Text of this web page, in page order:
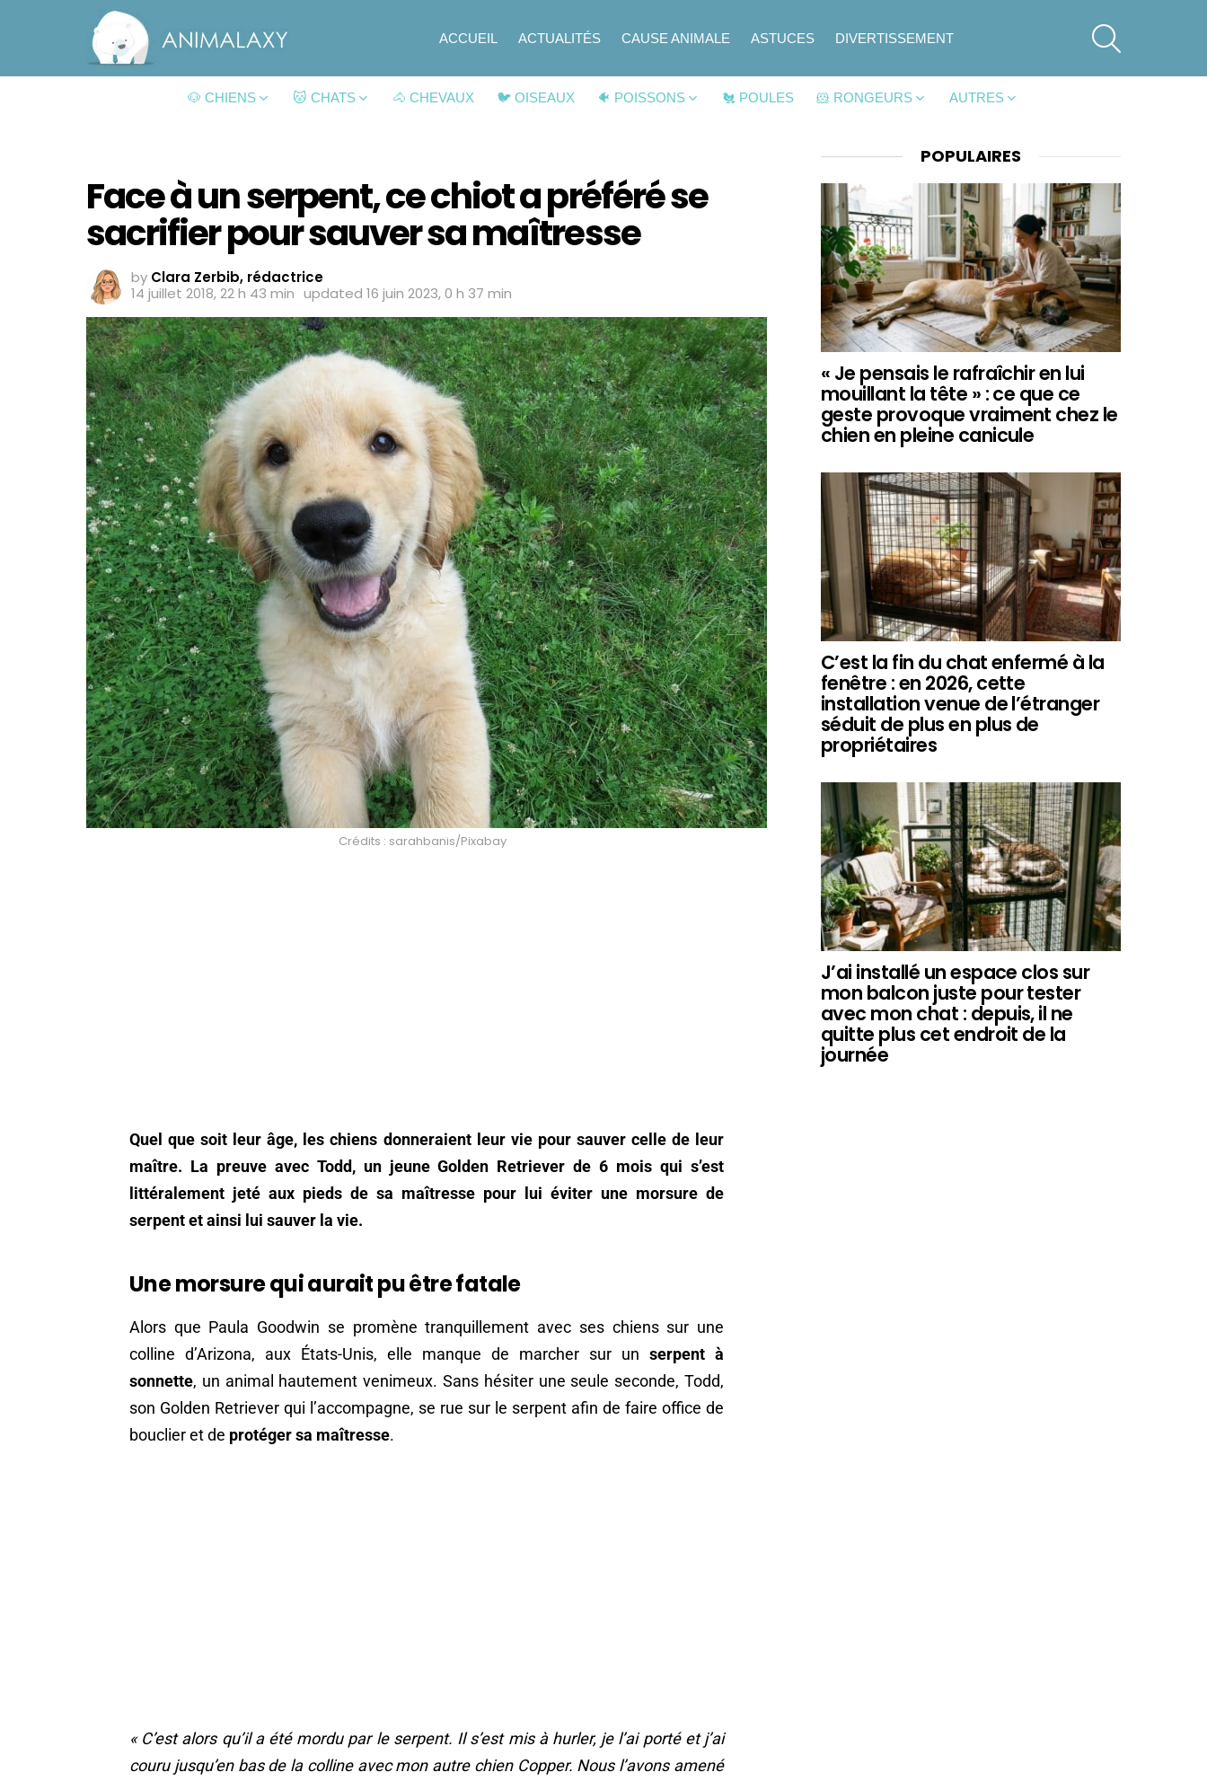
ACCUEIL ACTUALITÉS CAUSE ANIMALE ASTUCES DIVERTISSEMENT
🐶 CHIENS 🐱 CHATS 🐴 CHEVAUX 🐦 OISEAUX 🐠 POISSONS 🐔 POULES 🐹 RONGEURS AUTRES
Face à un serpent, ce chiot a préféré se
sacrifier pour sauver sa maîtresse
by Clara Zerbib, rédactrice
14 juillet 2018, 22 h 43 min updated 16 juin 2023, 0 h 37 min
Crédits : sarahbanis/Pixabay
Quel que soit leur âge, les chiens donneraient leur vie pour sauver celle de leur
maître. La preuve avec Todd, un jeune Golden Retriever de 6 mois qui s’est
littéralement jeté aux pieds de sa maîtresse pour lui éviter une morsure de
serpent et ainsi lui sauver la vie.
Une morsure qui aurait pu être fatale
Alors que Paula Goodwin se promène tranquillement avec ses chiens sur une
colline d’Arizona, aux États-Unis, elle manque de marcher sur un serpent à
sonnette, un animal hautement venimeux. Sans hésiter une seule seconde, Todd,
son Golden Retriever qui l’accompagne, se rue sur le serpent afin de faire office de
bouclier et de protéger sa maîtresse.
« C’est alors qu’il a été mordu par le serpent. Il s’est mis à hurler, je l’ai porté et j’ai
couru jusqu’en bas de la colline avec mon autre chien Copper. Nous l’avons amené
POPULAIRES
« Je pensais le rafraîchir en lui
mouillant la tête » : ce que ce
geste provoque vraiment chez le
chien en pleine canicule
C’est la fin du chat enfermé à la
fenêtre : en 2026, cette
installation venue de l’étranger
séduit de plus en plus de
propriétaires
J’ai installé un espace clos sur
mon balcon juste pour tester
avec mon chat : depuis, il ne
quitte plus cet endroit de la
journée